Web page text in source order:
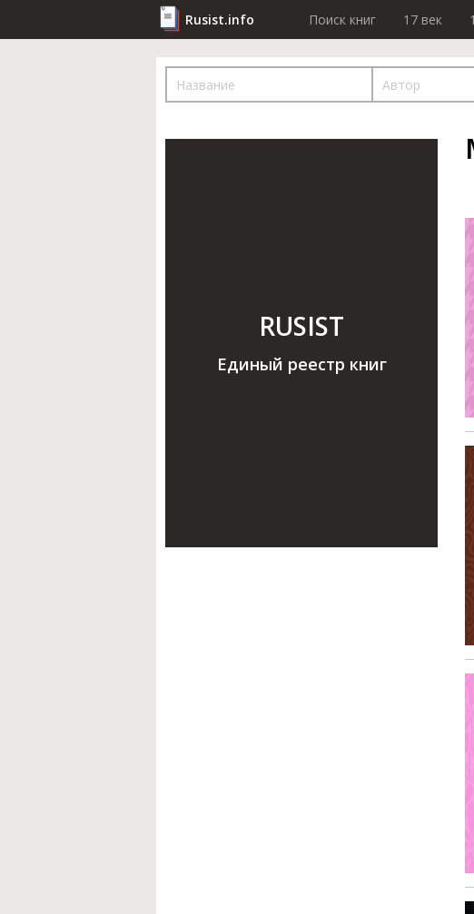
Rusist.info Поиск книг 17 век
RUSIST
Единый реестр книг